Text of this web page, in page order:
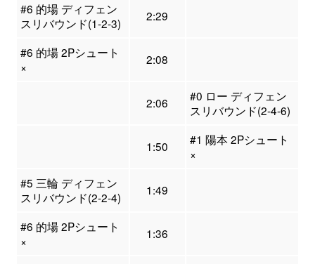
#6 的場 ディフェン
スリバウンド(1-2-3)
2:29
#6 的場 2Pシュート
×
2:08
2:06
#0 ロー ディフェン
スリバウンド(2-4-6)
1:50
#1 陽本 2Pシュート
×
#5 三輪 ディフェン
スリバウンド(2-2-4)
1:49
#6 的場 2Pシュート
×
1:36